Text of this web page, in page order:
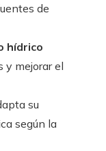
de
hídrico
y mejorar el
su
según la